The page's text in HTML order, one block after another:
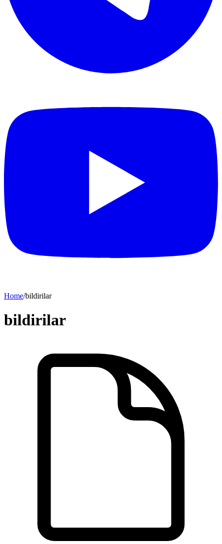
Home/bildirilar
bildirilar